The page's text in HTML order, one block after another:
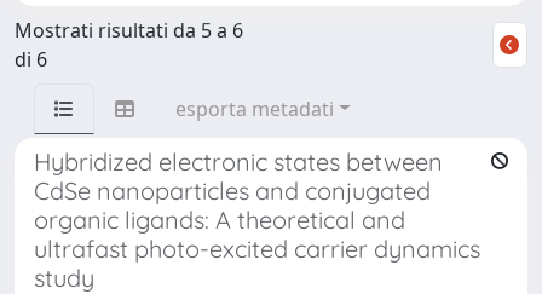
Mostrati risultati da 5 a 6
di 6
esporta metadati
Hybridized electronic states between
CdSe nanoparticles and conjugated
organic ligands: A theoretical and
ultrafast photo-excited carrier dynamics
study